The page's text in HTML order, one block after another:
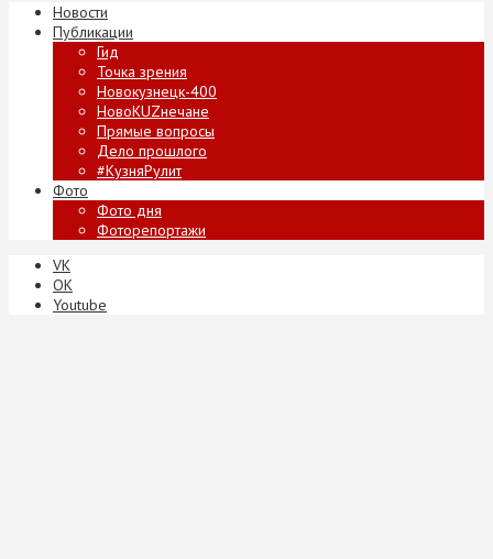
Новости
Публикации
Гид
Точка зрения
Новокузнецк-400
НовоKUZнечане
Прямые вопросы
Дело прошлого
#КузняРулит
Фото
Фото дня
Фоторепортажи
VK
ОК
Youtube